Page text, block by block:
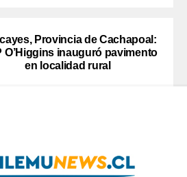
Provincia de Cachapoal:
O’Higgins inauguró pavimento
en localidad rural